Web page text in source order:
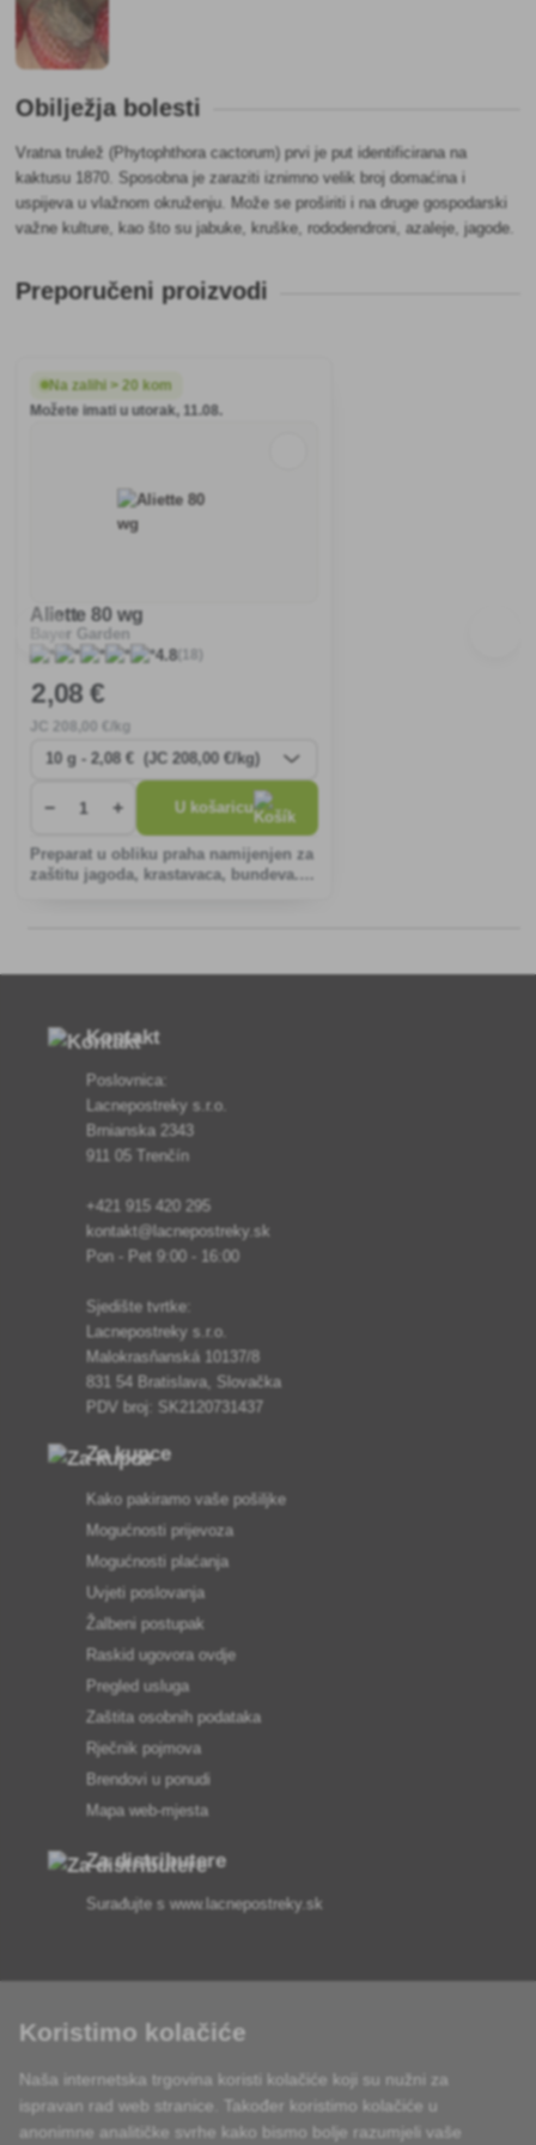
Obilježja bolesti
Vratna trulež (Phytophthora cactorum) prvi je put identificirana na
kaktusu 1870. Sposobna je zaraziti iznimno velik broj domaćina i
uspijeva u vlažnom okruženju. Može se proširiti i na druge gospodarski
važne kulture, kao što su jabuke, kruške, rododendroni, azaleje, jagode.
Preporučeni proizvodi
Na zalihi > 20 kom
Možete imati u utorak, 11.08.
Aliette 80 wg
Bayer Garden
4.8(18)
2,08 €
208 ,00 €/kg
− + U košaricu
Preparat u obliku praha namijenjen za
zaštitu jagoda, krastavaca, bundeva.
Kontakt
Poslovnica:
Lacnepostreky s.r.o.
Brnianska 2343
911 05 Trenčín
+421 915 420 295
kontakt@lacnepostreky.sk
Pon - Pet 9:00 - 16:00
Sjedište tvrtke:
Lacnepostreky s.r.o.
Malokrasňanská 10137/8
831 54 Bratislava, Slovačka
PDV broj: SK2120731437
Za kupce
Kako pakiramo vaše pošiljke
Mogućnosti prijevoza
Mogućnosti plaćanja
Uvjeti poslovanja
Žalbeni postupak
Raskid ugovora ovdje
Pregled usluga
Zaštita osobnih podataka
Rječnik pojmova
Brendovi u ponudi
Mapa web-mjesta
Za distributere
Surađujte s www.lacnepostreky.sk
Uvijek ćemo vas profesionalno savjetovati
Reklamacije obrađujemo u roku od 24 sata
Koristimo kolačiće
Naša internetska trgovina koristi kolačiće koji su nužni za
ispravan rad web stranice. Također koristimo kolačiće u
anonimne analitičke svrhe kako bismo bolje razumjeli vaše